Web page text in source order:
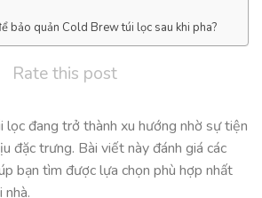
bảo quản Cold Brew túi lọc sau khi pha?
Rate this post
đang trở thành xu hướng nhờ sự tiện
đặc trưng. Bài viết này đánh giá các
bạn tìm được lựa chọn phù hợp nhất